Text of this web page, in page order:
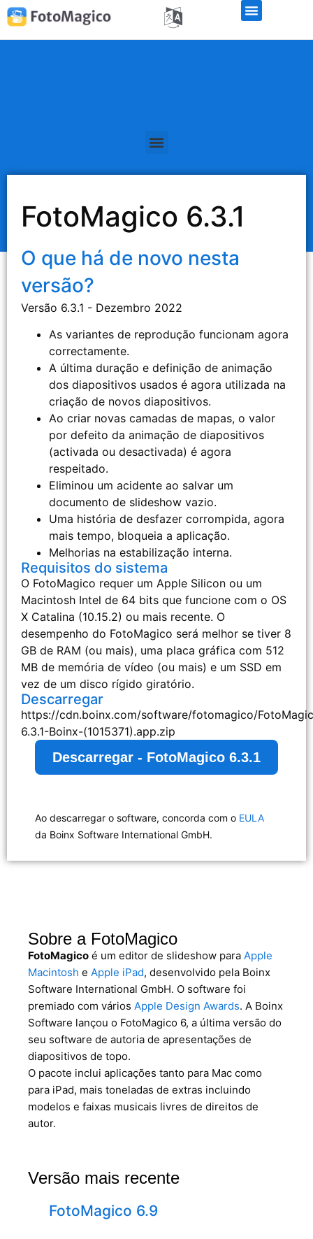
FotoMagico 6.3.1
O que há de novo nesta
versão?
Versão 6.3.1 - Dezembro 2022
As variantes de reprodução funcionam agora
correctamente.
A última duração e definição de animação
dos diapositivos usados é agora utilizada na
criação de novos diapositivos.
Ao criar novas camadas de mapas, o valor
por defeito da animação de diapositivos
(activada ou desactivada) é agora
respeitado.
Eliminou um acidente ao salvar um
documento de slideshow vazio.
Uma história de desfazer corrompida, agora
mais tempo, bloqueia a aplicação.
Melhorias na estabilização interna.
Requisitos do sistema
O FotoMagico requer um Apple Silicon ou um
Macintosh Intel de 64 bits que funcione com o OS
X Catalina (10.15.2) ou mais recente. O
desempenho do FotoMagico será melhor se tiver 8
GB de RAM (ou mais), uma placa gráfica com 512
MB de memória de vídeo (ou mais) e um SSD em
vez de um disco rígido giratório.
Descarregar
https://cdn.boinx.com/software/fotomagico/
6.3.1-Boinx-(1015371).app.zip
Descarregar - FotoMagico 6.3.1
Ao descarregar o software, concorda com o EULA
da Boinx Software International GmbH.
Sobre a FotoMagico
FotoMagico é um editor de slideshow para Apple
Macintosh e Apple iPad, desenvolvido pela Boinx
Software International GmbH. O software foi
premiado com vários Apple Design Awards. A Boinx
Software lançou o FotoMagico 6, a última versão do
seu software de autoria de apresentações de
diapositivos de topo.
O pacote inclui aplicações tanto para Mac como
para iPad, mais toneladas de extras incluindo
modelos e faixas musicais livres de direitos de
autor.
Versão mais recente
FotoMagico 6.9